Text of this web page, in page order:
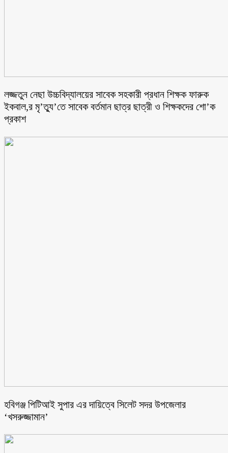
লজ্জতুন নেছা উচ্চবিদ্যালয়ের সাবেক সহকারী প্রধান শিক্ষক ফারুক
ইকবাল,র মৃ’ত্যু’তে সাবেক বর্তমান ছাত্র ছাত্রী ও শিক্ষকদের শো’ক
প্রকাশ
হবিগঞ্জ পিটিআই সুপার এর দায়িত্বে সিলেট সদর উপজেলার
‘খসরুজ্জামান’